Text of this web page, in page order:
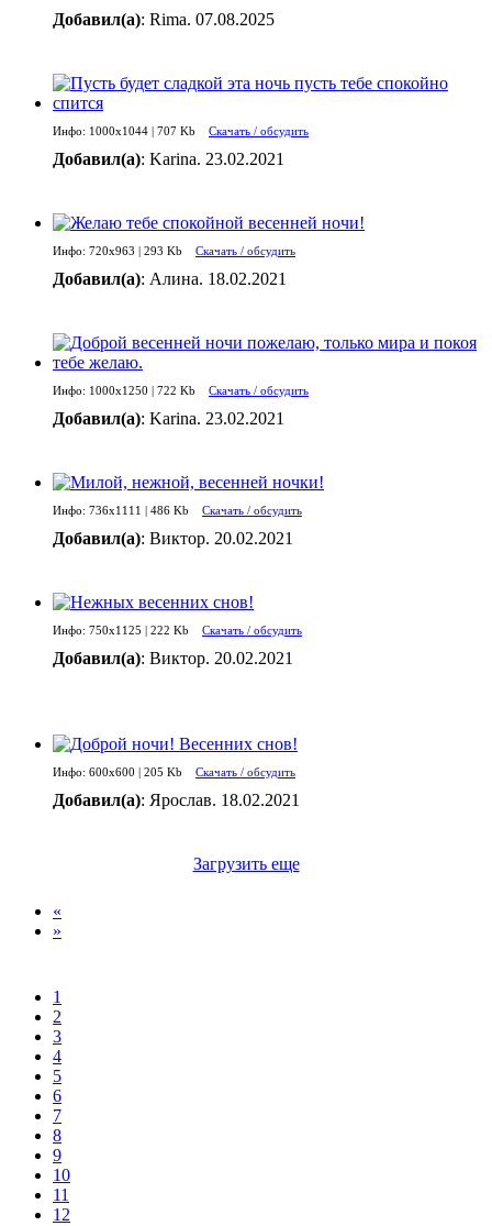
Добавил(а): Rima. 07.08.2025
Инфо: 1000х1044 | 707 Kb Скачать / обсудить
Добавил(а): Karina. 23.02.2021
Инфо: 720х963 | 293 Kb Скачать / обсудить
Добавил(а): Алина. 18.02.2021
Инфо: 1000х1250 | 722 Kb Скачать / обсудить
Добавил(а): Karina. 23.02.2021
Инфо: 736х1111 | 486 Kb Скачать / обсудить
Добавил(а): Виктор. 20.02.2021
Инфо: 750х1125 | 222 Kb Скачать / обсудить
Добавил(а): Виктор. 20.02.2021
Инфо: 600х600 | 205 Kb Скачать / обсудить
Добавил(а): Ярослав. 18.02.2021
Загрузить еще
«
»
1
2
3
4
5
6
7
8
9
10
11
12